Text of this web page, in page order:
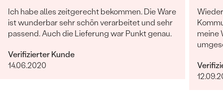
Ich habe alles zeitgerecht bekommen. Die Ware
ist wunderbar sehr schön verarbeitet und sehr
passend. Auch die Lieferung war Punkt genau.
Verifizierter Kunde
14.06.2020
meine
ist